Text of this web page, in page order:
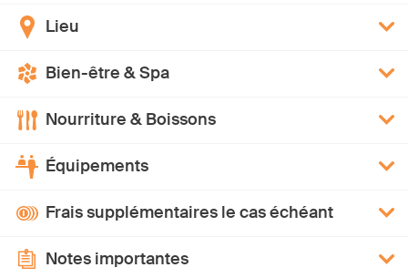
Lieu
Bien-être & Spa
Nourriture & Boissons
Équipements
Frais supplémentaires le cas échéant
Notes importantes